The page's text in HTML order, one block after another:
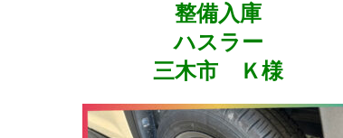
整備入庫
ハスラー
三木市 Ｋ様